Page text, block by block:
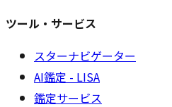
ツール・サービス
スターナビゲーター
AI鑑定 - LISA
鑑定サービス